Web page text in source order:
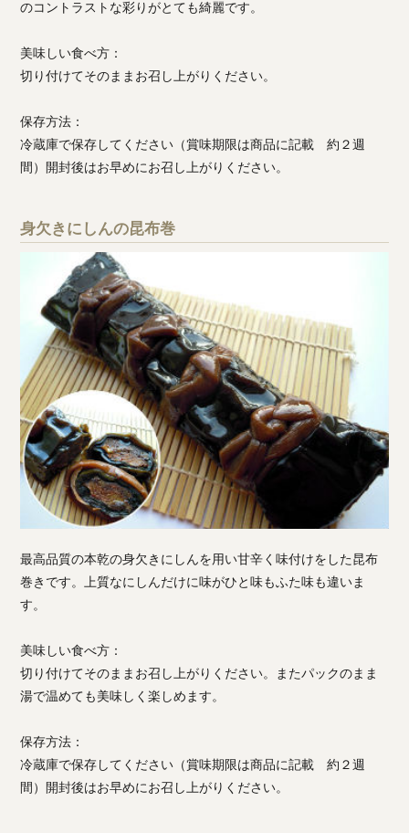
のコントラストな彩りがとても綺麗です。
美味しい食べ方：
切り付けてそのままお召し上がりください。
保存方法：
冷蔵庫で保存してください（賞味期限は商品に記載 約２週
間）開封後はお早めにお召し上がりください。
身欠きにしんの昆布巻
最高品質の本乾の身欠きにしんを用い甘辛く味付けをした昆布
巻きです。上質なにしんだけに味がひと味もふた味も違いま
す。
美味しい食べ方：
切り付けてそのままお召し上がりください。またパックのまま
湯で温めても美味しく楽しめます。
保存方法：
冷蔵庫で保存してください（賞味期限は商品に記載 約２週
間）開封後はお早めにお召し上がりください。